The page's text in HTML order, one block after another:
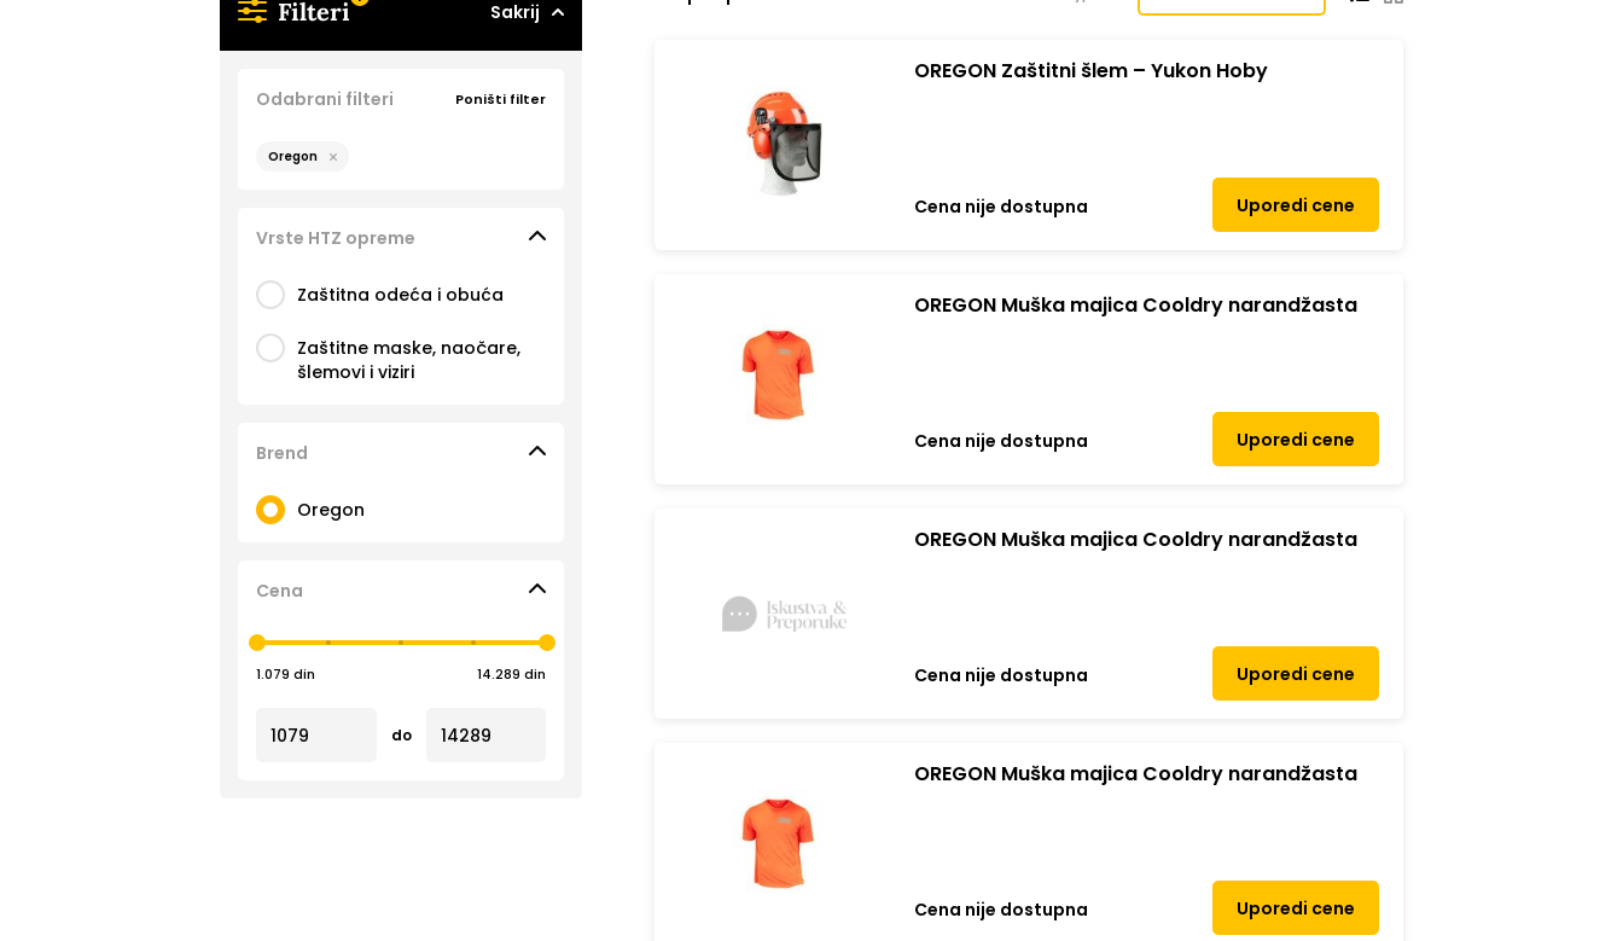
Filteri Sakrij
Vrste HTZ opreme
Zaštitna odeća i obuća
Zaštitne maske, naočare,
šlemovi i viziri
Brend
Oregon
Cena
1.079 din 14.289 din
do
Odabrani filteri Poništi filter
Oregon
OREGON Zaštitni šlem – Yukon Hoby
Cena nije dostupna Uporedi cene
OREGON Muška majica Cooldry narandžasta
Cena nije dostupna Uporedi cene
OREGON Muška majica Cooldry narandžasta
Cena nije dostupna Uporedi cene
OREGON Muška majica Cooldry narandžasta
Cena nije dostupna Uporedi cene